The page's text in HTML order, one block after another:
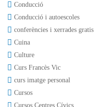
Conducció
Conducció i autoescoles
conferències i xerrades gratis
Cuina
Culture
Curs Francès Vic
curs imatge personal
Cursos
Cursos Centres Cívics